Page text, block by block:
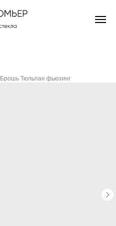
Брошь Тюльпан фьюзинг